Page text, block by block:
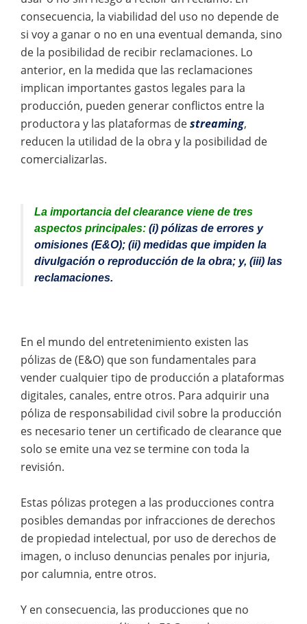
consecuencia, la viabilidad del uso no depende de
si voy a ganar o no en una eventual demanda, sino
de la posibilidad de recibir reclamaciones. Lo
anterior, en la medida que las reclamaciones
implican importantes gastos legales para la
producción, pueden generar conflictos entre la
productora y las plataformas destreaming,
reducen la utilidad de la obra y la posibilidad de
comercializarlas.
La importancia del clearance viene de tres
aspectos principales: (i) pólizas de errores y
omisiones (E&O); (ii) medidas que impiden la
divulgación o reproducción de la obra; y, (iii) las
reclamaciones.
En el mundo del entretenimiento existen las
pólizas de (E&O) que son fundamentales para
vender cualquier tipo de producción a plataformas
digitales, canales, entre otros. Para adquirir una
póliza de responsabilidad civil sobre la producción
es necesario tener un certificado de clearance que
solo se emite una vez se termine con toda la
revisión.
Estas pólizas protegen a las producciones contra
posibles demandas por infracciones de derechos
de propiedad intelectual, por uso de derechos de
imagen, o incluso denuncias penales por injuria,
por calumnia, entre otros.
Y en consecuencia, las producciones que no